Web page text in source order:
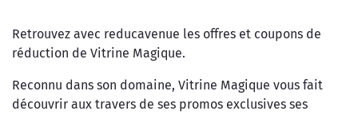
Retrouvez avec reducavenue les offres et coupons de
réduction de Vitrine Magique.
Reconnu dans son domaine, Vitrine Magique vous fait
découvrir aux travers de ses promos exclusives ses